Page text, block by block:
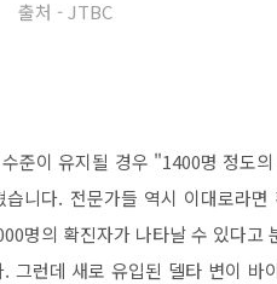
출처 - JTBC
준이 유지될 경우 "1400명 정도
니다. 전문가들 역시 이대로라
명의 확진자가 나타날 수 있다고
런데 새로 유입된 델타 변이 바